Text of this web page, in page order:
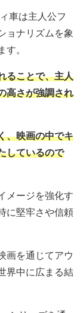
車は主人公フ
ョナリズムを象
す。
ることで、主人
高さが強調され
、映画の中でキ
しているので
メージを強化す
に堅牢さや信頼
画を通じてアウ
界中に広まる結